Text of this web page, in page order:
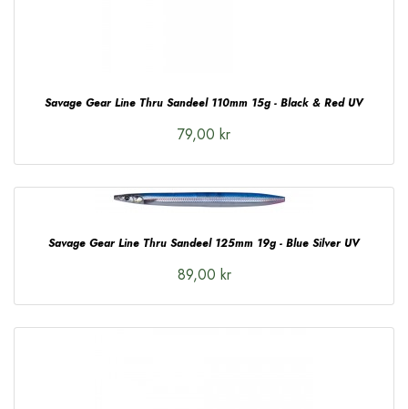
Savage Gear Line Thru Sandeel 110mm 15g - Black & Red UV
79,00 kr
Savage Gear Line Thru Sandeel 125mm 19g - Blue Silver UV
89,00 kr